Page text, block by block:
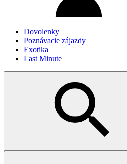
Dovolenky
Poznávacie zájazdy
Exotika
Last Minute